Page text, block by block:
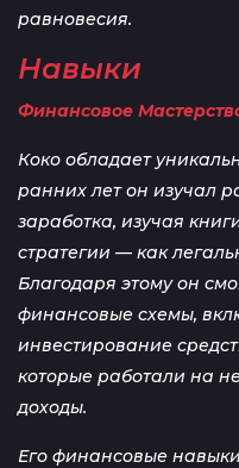
равновесия.
Навыки
Финансовое
Коко обладает
ранних лет он изучал
заработка, изучая
стратегии — как
Благодаря этому он
финансовые схемы,
инвестирование
которые работали на
доходы.
Его финансовые